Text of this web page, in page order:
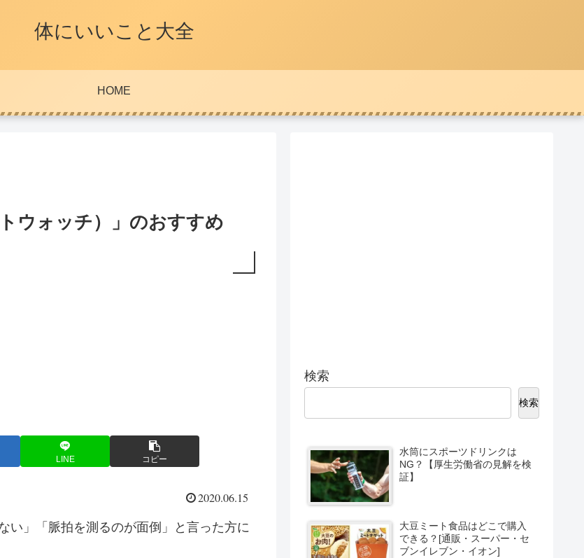
体にいいこと大全
HOME
ウォッチ）」のおすすめ
LINE コピー
2020.06.15
い」「脈拍を測るのが面倒」と言った方に
検索
検索
水筒にスポーツドリンクは
NG？【厚生労働省の見解を検
証】
大豆ミート食品はどこで購入
できる？[通販・スーパー・セ
ブンイレブン・イオン]